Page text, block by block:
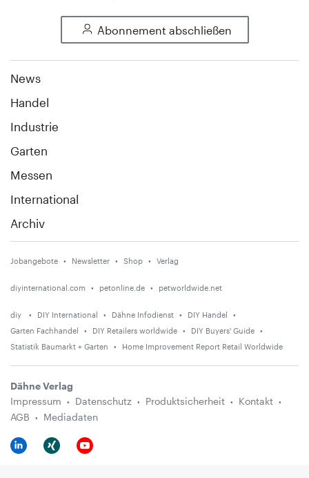
Abonnement abschließen
News
Handel
Industrie
Garten
Messen
International
Archiv
Jobangebote Newsletter Shop Verlag
diyinternational.com petonline.de petworldwide.net
diy DIY International Dähne Infodienst
DIY Handel
Garten Fachhandel
DIY Retailers worldwide
DIY Buyers' Guide
Statistik Baumarkt + Garten
Home Improvement Report Retail Worldwide
Dähne Verlag
Impressum
Datenschutz Produktsicherheit
Kontakt
AGB
Mediadaten